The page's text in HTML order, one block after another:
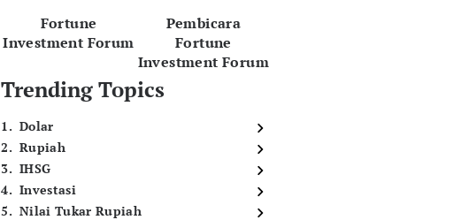
Fortune
Investment Forum
Pembicara
Fortune
Investment Forum
Trending Topics
1. Dolar
2. Rupiah
3. IHSG
4. Investasi
5. Nilai Tukar Rupiah